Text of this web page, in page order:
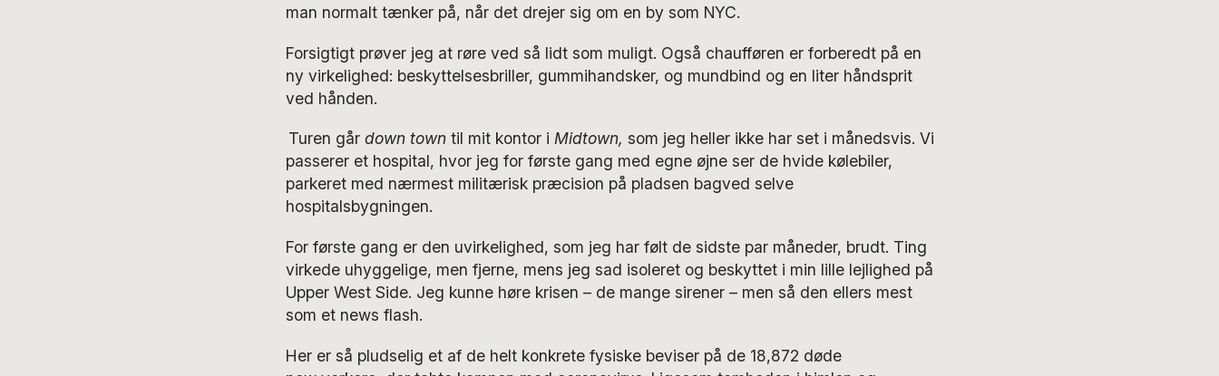
man normalt tænker på, når det drejer sig om en by som NYC.
Forsigtigt prøver jeg at røre ved så lidt som muligt. Også chaufføren er forberedt på en
ny virkelighed: beskyttelsesbriller, gummihandsker, og mundbind og en liter håndsprit
ved hånden.
Turen går down towntil mit kontor i Midtown, som jeg heller ikke har set i månedsvis. Vi
passerer et hospital, hvor jeg for første gang med egne øjne ser de hvide kølebiler,
parkeret med nærmest militærisk præcision på pladsen bagved selve
hospitalsbygningen.
For første gang er den uvirkelighed, som jeg har følt de sidste par måneder, brudt. Ting
virkede uhyggelige, men fjerne, mens jeg sad isoleret og beskyttet i min lille lejlighed på
Upper West Side. Jeg kunne høre krisen – de mange sirener – men så den ellers mest
som et news flash.
Her er så pludselig et af de helt konkrete fysiske beviser på de 18,872 døde